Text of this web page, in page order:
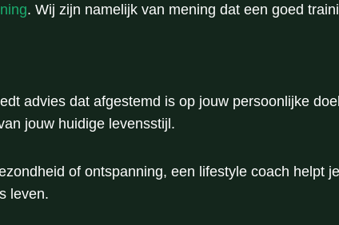
. Wij zijn namelijk van mening dat een goed
advies dat afgestemd is op jouw persoonlijke
jouw huidige levensstijl.
of ontspanning, een lifestyle coach helpt
leven.